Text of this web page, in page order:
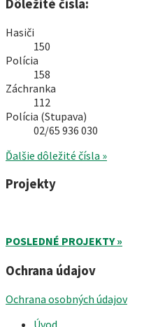
Dôležité čísla:
Hasiči
150
Polícia
158
Záchranka
112
Polícia (Stupava)
02/65 936 030
Ďalšie dôležité čísla »
Projekty
POSLEDNÉ PROJEKTY »
Ochrana údajov
Ochrana osobných údajov
Úvod